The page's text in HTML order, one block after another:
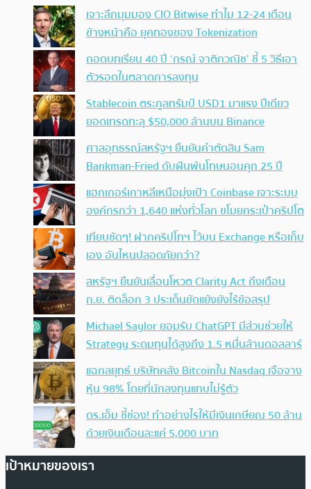
เจาะลึกมุมมอง CIO Bitwise ทำไม 12-24 เดือน
ข้างหน้าคือ ยุคทองของ Tokenization
ถอดบทเรียน 40 ปี ‘กรณ์ จาติกวณิช’ ชี้ 5 วิธีเอา
ตัวรอดในตลาดการลงทุน
Stablecoin ตระกูลทรัมป์ USD1 มาแรง ปีเดียว
ยอดเทรดทะลุ $50,000 ล้านบน Binance
ศาลอุทธรณ์สหรัฐฯ ยืนยันคำตัดสิน Sam
Bankman-Fried ดับฝันพ้นโทษนอนคุก 25 ปี
แฮกเกอร์เกาหลีเหนือมุ่งเป้า Coinbase เจาะระบบ
องค์กรกว่า 1,640 แห่งทั่วโลก ขโมยกระเป๋าคริปโต
เทียบชัดๆ! ฝากคริปโทฯ ไว้บน Exchange หรือเก็บ
เอง อันไหนปลอดภัยกว่า?
สหรัฐฯ ยืนยันเลื่อนโหวต Clarity Act ถึงเดือน
ก.ย. ติดล็อก 3 ประเด็นขัดแย้งยังไร้ข้อสรุป
Michael Saylor ยอมรับ ChatGPT มีส่วนช่วยให้
Strategy ระดมทุนได้สูงถึง 1.5 หมื่นล้านดอลลาร์
แฉกลยุทธ์ บริษัทคลัง Bitcoinใน Nasdaq เจือจาง
หุ้น 98% โดยที่นักลงทุนแทบไม่รู้ตัว
ดร.เอ็ม ชี้ช่อง! ทำอย่างไรให้มีเงินเกษียณ 50 ล้าน
ด้วยเงินเดือนละแค่ 5,000 บาท
เป้าหมายของเรา